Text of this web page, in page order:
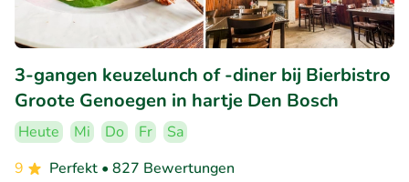
3-gangen keuzelunch of -diner bij Bierbistro
Groote Genoegen in hartje Den Bosch
Heute Mi Do Fr
Sa
9
Perfekt • 827 Bewertungen